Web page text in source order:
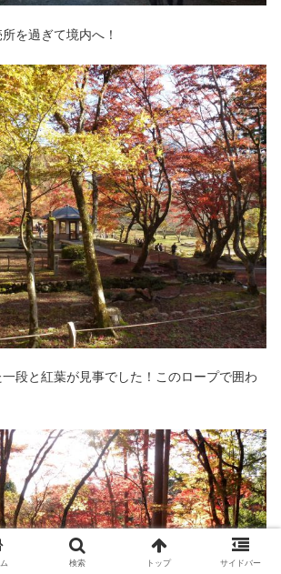
を過ぎて境内へ！
段と紅葉が見事でした！このロープで囲わ
検索 トップ サイドバー